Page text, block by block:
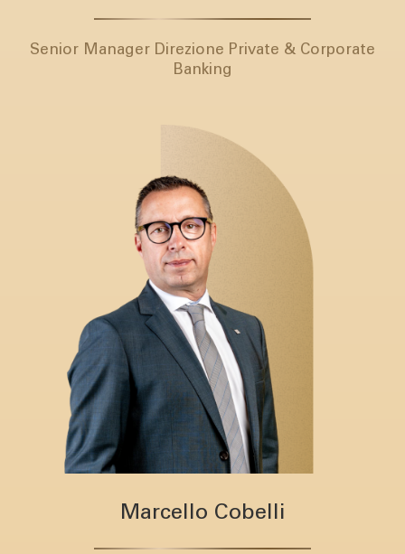
Senior Manager Direzione Private & Corporate
Banking
Marcello Cobelli